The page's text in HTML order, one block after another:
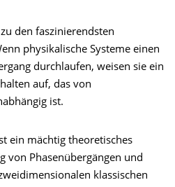
den faszinierendsten
physikalische Systeme einen
durchlaufen, weisen sie ein
auf, das von
ist.
ein mächtig theoretisches
von Phasenübergängen und
klassischen